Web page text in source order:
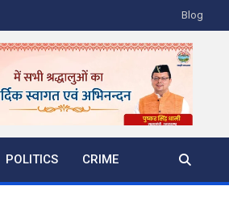
Blog
POLITICS CRIME